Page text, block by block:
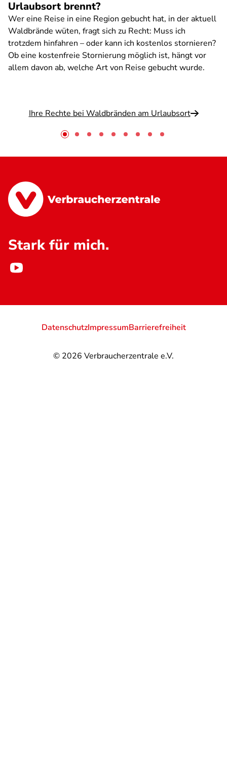
Urlaubsort brennt?
Wer eine Reise in eine Region gebucht hat, in der aktuell
Waldbrände wüten, fragt sich zu Recht: Muss ich
trotzdem hinfahren – oder kann ich kostenlos stornieren?
Ob eine kostenfreie Stornierung möglich ist, hängt vor
allem davon ab, welche Art von Reise gebucht wurde.
Ihre Rechte bei Waldbränden am Urlaubsort
Stark für mich.
© 2026 Verbraucherzentrale e.V.
DatenschutzImpressumBarrierefreiheit